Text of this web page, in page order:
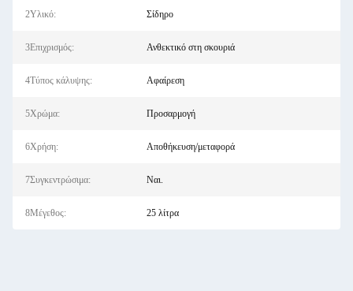
2Υλικό: Σίδηρο
3Επιχρισμός: Ανθεκτικό στη σκουριά
4Τύπος κάλυψης: Αφαίρεση
5Χρώμα: Προσαρμογή
6Χρήση: Αποθήκευση/μεταφορά
7Συγκεντρώσιμα: Ναι.
8Μέγεθος: 25 λίτρα